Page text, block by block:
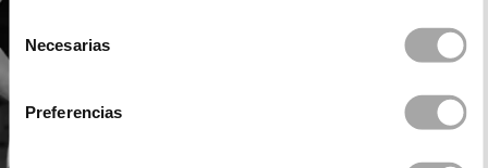
Necesarias
Preferencias